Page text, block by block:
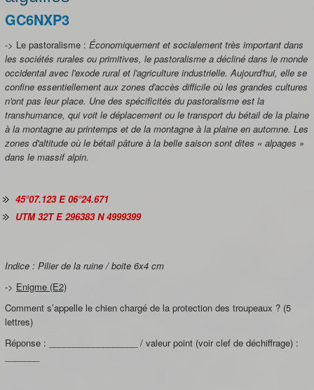
GC6NXP3
-> Le pastoralisme : Économiquement et socialement très important dans
les sociétés rurales ou primitives, le pastoralisme a décliné dans le monde
occidental avec l'exode rural et l'agriculture industrielle. Aujourd'hui, elle se
confine essentiellement aux zones d'accès difficile où les grandes cultures
n'ont pas leur place. Une des spécificités du pastoralisme est la
transhumance, qui voit le déplacement ou le transport du bétail de la plaine
à la montagne au printemps et de la montagne à la plaine en automne. Les
zones d'altitude où le bétail pâture à la belle saison sont dites « alpages »
dans le massif alpin.
45°07.123 E 06°24.671
UTM 32T E 296383 N 4999399
Indice : Pilier de la ruine / boite 6x4 cm
-> Enigme (E2)
Comment s’appelle le chien chargé de la protection des troupeaux ? (5
lettres)
Réponse : __________________ / valeur point (voir clef de déchiffrage) :